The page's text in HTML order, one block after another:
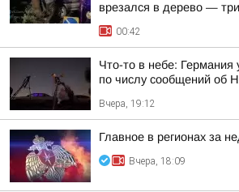
врезался в дерево —
00:42
Что-то в небе: Германия
по числу сообщений об
Вчера, 19:12
Главное в регионах за
Вчера, 18:09